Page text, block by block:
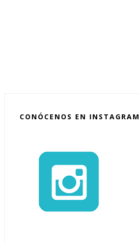
CONÓCENOS EN INSTAGRAM